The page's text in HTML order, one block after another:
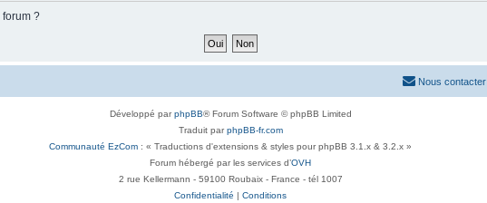
forum ?
Nous contacter
Développé parphpBB® Forum Software © phpBB Limited
Traduit parphpBB-fr.com
Communauté EzCom : « Traductions d'extensions & styles pour phpBB 3.1.x & 3.2.x »
Forum hébergé par les services d’OVH
2 rue Kellermann - 59100 Roubaix - France - tél 1007
Confidentialité | Conditions